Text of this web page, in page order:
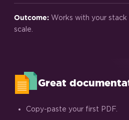
Outcome: Works with your
scale.
Great
Copy-paste your first PDF.